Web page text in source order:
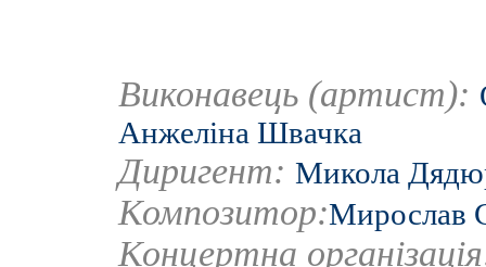
Виконавець (артист):
Анжеліна Швачка
Диригент: Микола
Композитор:Мирослав
Концертна